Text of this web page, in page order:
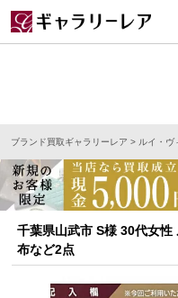
ブランド買取ギャラリーレア > ルイ・ヴ
千葉県山武市 S様 30代女
布など2点